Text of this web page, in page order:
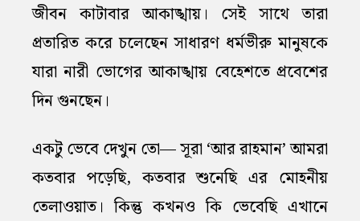
জীবন কাটাবার আকাঙ্খায়। সেই সাথে তারা
প্রতারিত করে চলেছেন সাধারণ ধর্মভীরু মানুষকে
যারা নারী ভোগের আকাঙ্খায় বেহেশতে প্রবেশের
দিন গুনছেন।
একটু ভেবে দেখুন তো— সূরা ‘আর রাহমান’ আমরা
কতবার পড়েছি, কতবার শুনেছি এর মোহনীয়
তেলাওয়াত। কিন্তু কখনও কি ভেবেছি এখানে